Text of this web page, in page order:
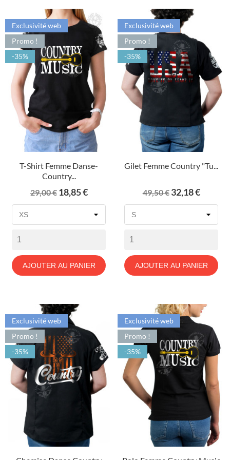
T-Shirt Femme Danse-
Country...
Prix
de
29,00 € Prix
18,85 €
AJOUTER AU PANIER
Exclusivité web
Promo !
-35%
Gilet Femme Country "Tu...
Prix
de
49,50 € Prix
32,18 €
AJOUTER AU PANIER
Exclusivité web
Promo !
-35%
Exclusivité web
Promo !
-35%
Exclusivité web
Promo !
-35%